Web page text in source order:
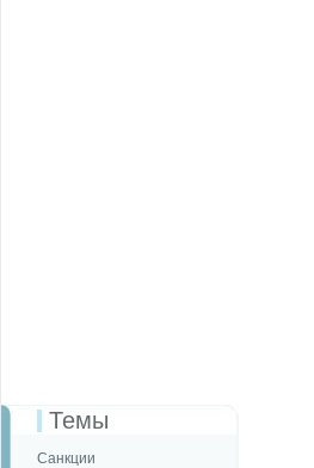
Темы
Санкции